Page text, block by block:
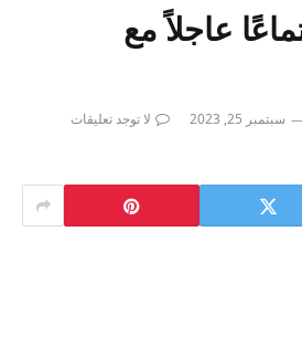
عاجلاً مع
سبتمبر 25, 2023
لا توجد تعليقات